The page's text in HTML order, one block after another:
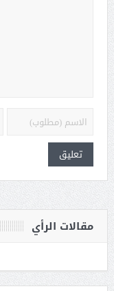
مقالات الرأي